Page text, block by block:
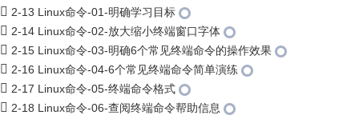
2-13 Linux命令-01-明确学习目标
2-14 Linux命令-02-放大缩小终端窗口字体
2-15 Linux命令-03-明确6个常见终端命令的操作效果
2-16 Linux命令-04-6个常见终端命令简单演练
2-17 Linux命令-05-终端命令格式
2-18 Linux命令-06-查阅终端命令帮助信息